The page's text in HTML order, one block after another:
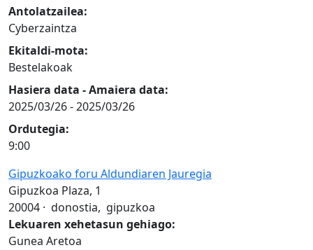
Antolatzailea:
Cyberzaintza
Ekitaldi-mota:
Bestelakoak
Hasiera data - Amaiera data:
2025/03/26-2025/03/26
Ordutegia:
9:00
Gipuzkoako foru Aldundiaren Jauregia
Gipuzkoa Plaza, 1
20004 · donostia, gipuzkoa
Lekuaren xehetasun gehiago:
Gunea Aretoa